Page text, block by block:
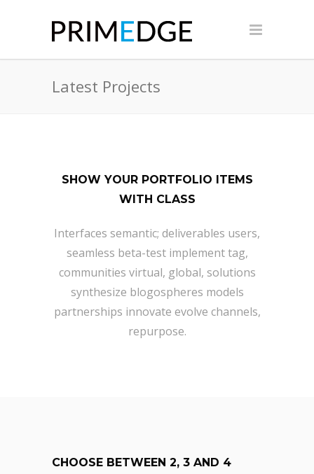
Latest Projects
SHOW YOUR PORTFOLIO ITEMS
WITH CLASS
Interfaces semantic; deliverables users,
seamless beta-test implement tag,
communities virtual, global, solutions
synthesize blogospheres models
partnerships innovate evolve channels,
repurpose.
CHOOSE BETWEEN 2, 3 AND 4